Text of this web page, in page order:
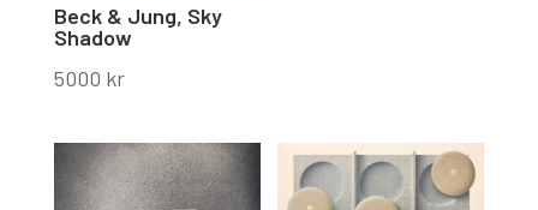
Beck & Jung, Sky
Shadow
5000 kr